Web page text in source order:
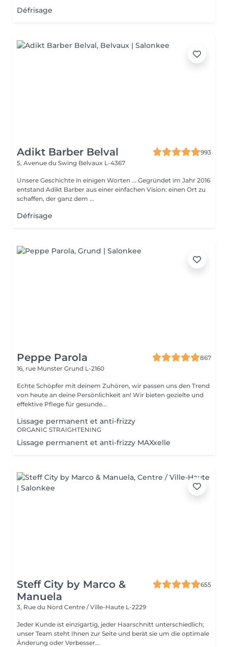
Défrisage
Adikt Barber Belval
993
5, Avenue du Swing Belvaux L-4367
Unsere Geschichte in einigen Worten ... Gegründet im Jahr 2016
entstand Adikt Barber aus einer einfachen Vision: einen Ort zu
schaffen, der ganz dem ...
Défrisage
Peppe Parola
867
16, rue Munster Grund L-2160
Echte Schöpfer mit deinem Zuhören, wir passen uns den Trend
von heute an deine Persönlichkeit an! Wir bieten gezielte und
effektive Pflege für gesunde...
Lissage permanent et anti-frizzy
ORGANIC STRAIGHTENING
Lissage permanent et anti-frizzy MAXxelle
Steff City by Marco &
Manuela
655
3, Rue du Nord Centre / Ville-Haute L-2229
Jeder Kunde ist einzigartig, jeder Haarschnitt unterschiedlich;
unser Team steht Ihnen zur Seite und berät sie um die optimale
Änderung oder Verbesser...